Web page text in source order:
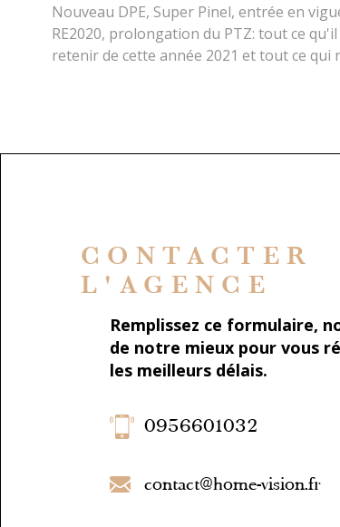
Nouveau DPE, Super Pinel, entrée en
RE2020, prolongation du PTZ: tout ce
retenir de cette année 2021 et tout ce qui
CONTACTER
L'AGENCE
Remplissez ce formulaire,
de notre mieux pour vous
les meilleurs délais.
0956601032
contact@home-vision.fr